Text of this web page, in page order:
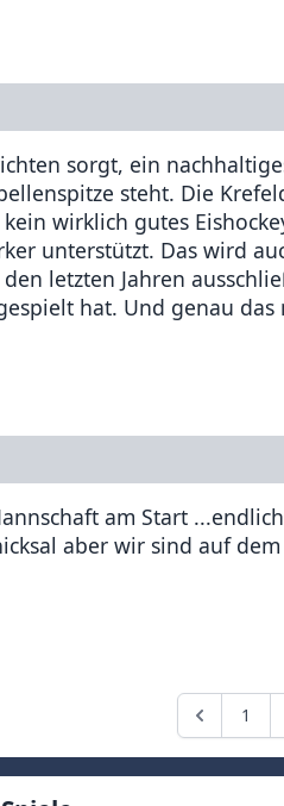
sorgt, ein
steht. Die
wirklich gutes
unterstützt. Das wird
letzten Jahren
hat. Und genau das
am Start
aber wir sind auf
1